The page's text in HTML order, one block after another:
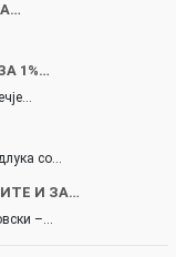
1%…
со…
И ЗА…
–…